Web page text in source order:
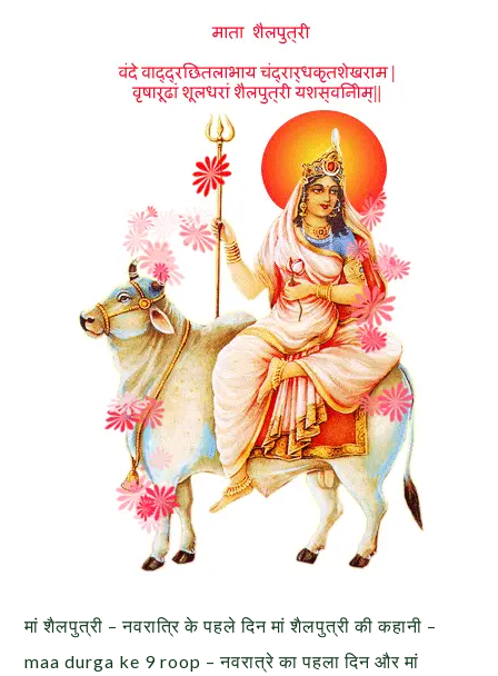
मां शैलपुत्री – नवरात्रि के पहले दिन मां शैलपुत्री की कहानी –
maa durga ke 9 roop – नवरात्रे का पहला दिन और मां